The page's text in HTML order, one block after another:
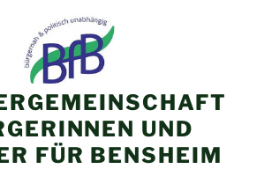
UND
FÜR BENSHEIM